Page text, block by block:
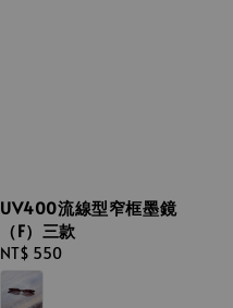
UV400流線型窄框墨鏡
（F）三款
Regular
price
NT$ 550